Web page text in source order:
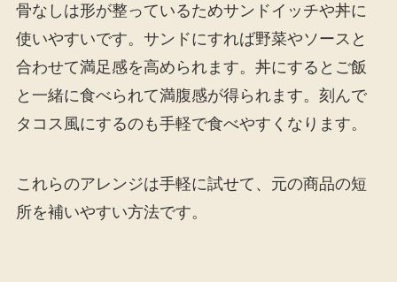
骨なしは形が整っているためサンドイッチや丼に
使いやすいです。サンドにすれば野菜やソースと
合わせて満足感を高められます。丼にするとご飯
と一緒に食べられて満腹感が得られます。刻んで
タコス風にするのも手軽で食べやすくなります。
これらのアレンジは手軽に試せて、元の商品の短
所を補いやすい方法です。